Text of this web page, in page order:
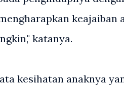
keajaiban
katanya.
kesihatan anaknya